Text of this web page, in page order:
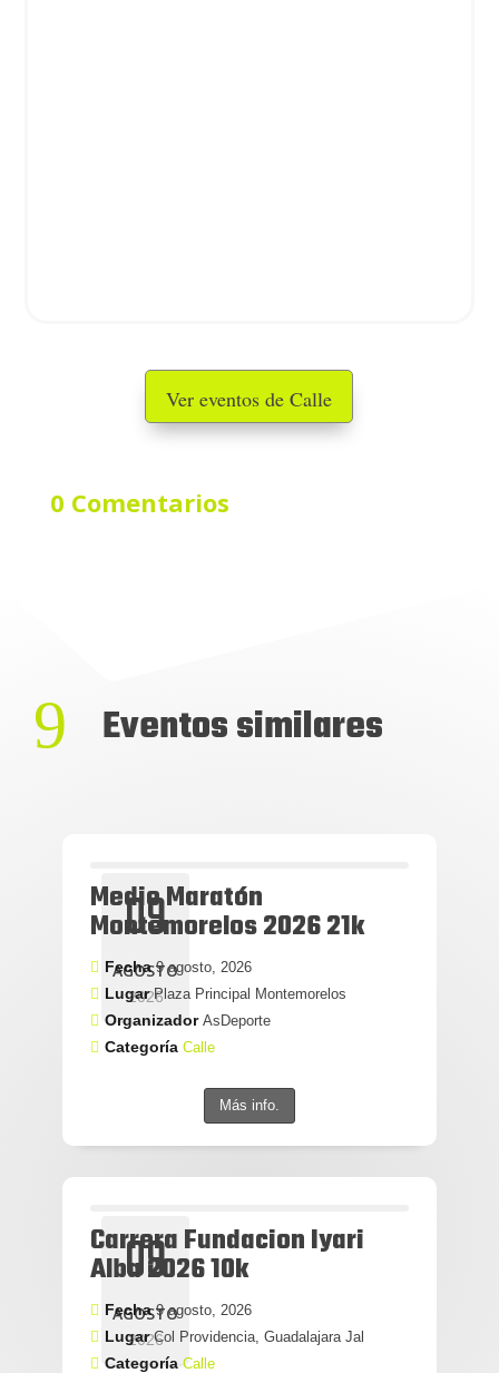
Ver eventos de Calle
0 Comentarios
9 Eventos similares
09
AGOSTO
2026
Medio Maratón
Montemorelos 2026 21k
Fecha9 agosto, 2026
LugarPlaza Principal Montemorelos
Organizador AsDeporte
Categoría Calle
Más info.
09
AGOSTO
2026
Carrera Fundacion Iyari
Alba 2026 10k
Fecha9 agosto, 2026
LugarCol Providencia, Guadalajara Jal
Categoría Calle